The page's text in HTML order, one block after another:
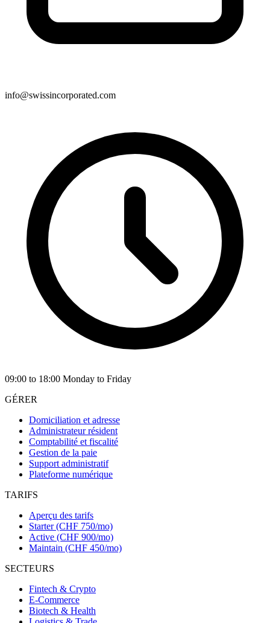
info@swissincorporated.com
09:00 to 18:00 Monday to Friday
GÉRER
Domiciliation et adresse
Administrateur résident
Comptabilité et fiscalité
Gestion de la paie
Support administratif
Plateforme numérique
TARIFS
Aperçu des tarifs
Starter (CHF 750/mo)
Active (CHF 900/mo)
Maintain (CHF 450/mo)
SECTEURS
Fintech & Crypto
E-Commerce
Biotech & Health